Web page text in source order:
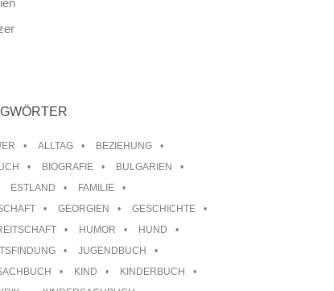
ALLTAG
BEZIEHUNG
BIOGRAFIE
BULGARIEN
ESTLAND
FAMILIE
GEORGIEN
GESCHICHTE
HUMOR
HUND
JUGENDBUCH
KIND
KINDERBUCH